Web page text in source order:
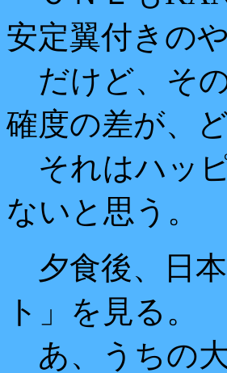
安定翼付きのや
だけど、そ
確度の差が、
それはハッ
ないと思う。
夕食後、日
ト」を見る。
あ、うちの